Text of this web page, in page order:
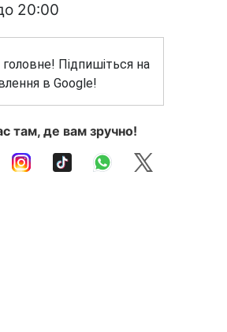
20:00
Підпишіться на
в Google!
там, де вам зручно!